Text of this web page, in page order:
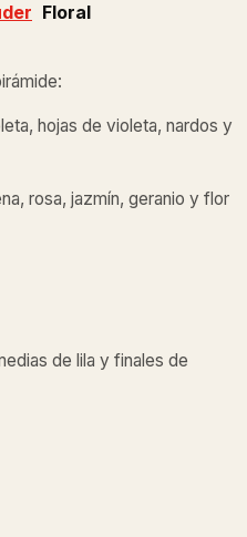
Floral
hojas de violeta, nardos y
rosa, jazmín, geranio y flor
de lila y finales de